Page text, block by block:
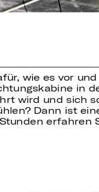
wie es vor
in
wird und sich
Dann ist
erfahren